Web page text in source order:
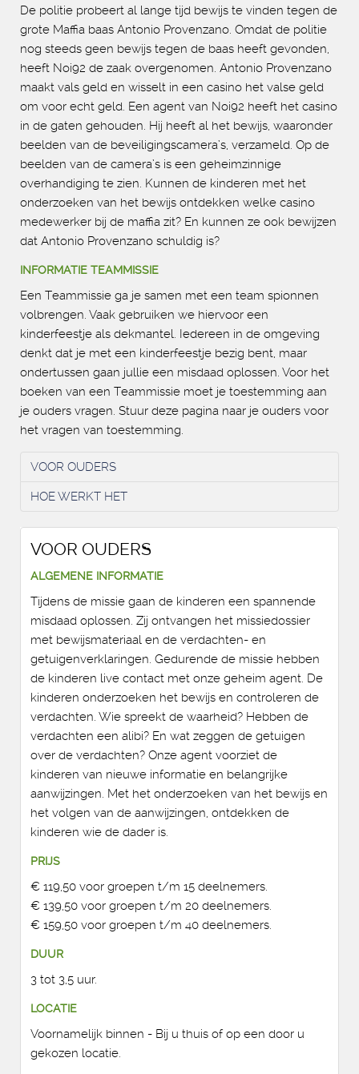
De politie probeert al lange tijd bewijs te vinden tegen de
grote Maffia baas Antonio Provenzano. Omdat de politie
nog steeds geen bewijs tegen de baas heeft gevonden,
heeft Noi92 de zaak overgenomen. Antonio Provenzano
maakt vals geld en wisselt in een casino het valse geld
om voor echt geld. Een agent van Noi92 heeft het casino
in de gaten gehouden. Hij heeft al het bewijs, waaronder
beelden van de beveiligingscamera’s, verzameld. Op de
beelden van de camera’s is een geheimzinnige
overhandiging te zien. Kunnen de kinderen met het
onderzoeken van het bewijs ontdekken welke casino
medewerker bij de maffia zit? En kunnen ze ook bewijzen
dat Antonio Provenzano schuldig is?
INFORMATIE TEAMMISSIE
Een Teammissie ga je samen met een team spionnen
volbrengen. Vaak gebruiken we hiervoor een
kinderfeestje als dekmantel. Iedereen in de omgeving
denkt dat je met een kinderfeestje bezig bent, maar
ondertussen gaan jullie een misdaad oplossen. Voor het
boeken van een Teammissie moet je toestemming aan
je ouders vragen. Stuur deze pagina naar je ouders voor
het vragen van toestemming.
VOOR OUDERS
HOE WERKT HET
VOOR OUDERS
ALGEMENE INFORMATIE
Tijdens de missie gaan de kinderen een spannende
misdaad oplossen. Zij ontvangen het missiedossier
met bewijsmateriaal en de verdachten- en
getuigenverklaringen. Gedurende de missie hebben
de kinderen live contact met onze geheim agent. De
kinderen onderzoeken het bewijs en controleren de
verdachten. Wie spreekt de waarheid? Hebben de
verdachten een alibi? En wat zeggen de getuigen
over de verdachten? Onze agent voorziet de
kinderen van nieuwe informatie en belangrijke
aanwijzingen. Met het onderzoeken van het bewijs en
het volgen van de aanwijzingen, ontdekken de
kinderen wie de dader is.
PRIJS
€ 119,50 voor groepen t/m 15 deelnemers.
€ 139,50 voor groepen t/m 20 deelnemers.
€ 159,50 voor groepen t/m 40 deelnemers.
DUUR
3 tot 3,5 uur.
LOCATIE
Voornamelijk binnen - Bij u thuis of op een door u
gekozen locatie.